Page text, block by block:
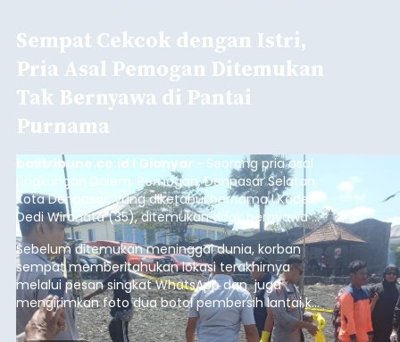
Sempat Cekcok dengan Istri,
Pria Asal Pemogan Ditemukan
Tak Bernyawa di Pantai
Purnama
balitribune.co.id I Gianyar - Seorang pria asal
Lingkungan Dalem, Pemogan, Denpasar Selatan,
Kota Denpasar, yang diketahui bernama I Kadek
Dedi Wiranata (35), ditemukan tidak bernyawa di
pesisir Pantai Purnama, Sukawati.
Sebelum ditemukan meninggal dunia, korban
sempat memberitahukan lokasi terakhirnya
melalui pesan singkat WhatsApp dan juga
mengirimkan foto dua botol pembersih lantai ke
istrinya.